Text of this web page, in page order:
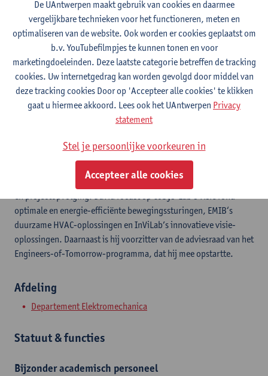
LinkedIn
David Ceulemans behaalde in 2023 zijn doctoraat rond tijd-
frequentiedomeinmethodologieën. Hij is onderzoeksmanager
hij verantwoordelijk is voor valorisatie, onderzoeksfinanciering
en projectopvolging. David focust op CoSys-Lab’s visie rond
optimale en energie-efficiënte bewegingssturingen, EMIB‘s
duurzame HVAC-oplossingen en InViLab’s innovatieve visie-
oplossingen. Daarnaast is hij voorzitter van de adviesraad van het
Engineers-of-Tomorrow-programma, dat hij mee opstartte.
Afdeling
Departement Elektromechanica
Statuut & functies
Bijzonder academisch personeel
De UAntwerpen maakt gebruik van cookies en daarmee
vergelijkbare technieken voor het functioneren, meten en
optimaliseren van de website. Ook worden er cookies geplaatst om
b.v. YouTubefilmpjes te kunnen tonen en voor
marketingdoeleinden. Deze laatste categorie betreffen de tracking
cookies. Uw internetgedrag kan worden gevolgd door middel van
deze tracking cookies Door op 'Accepteer alle cookies' te klikken
gaat u hiermee akkoord. Lees ook het UAntwerpen Privacy
statement
Stel je persoonlijke voorkeuren in
Accepteer alle cookies